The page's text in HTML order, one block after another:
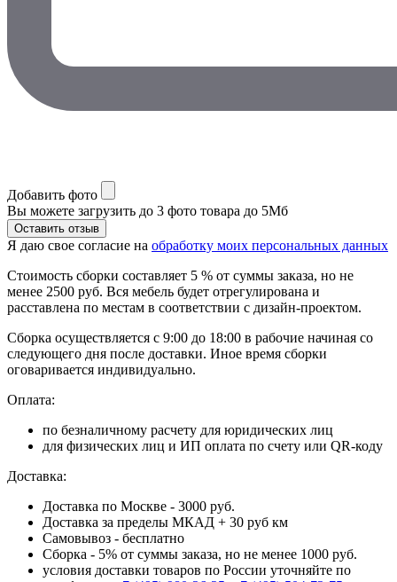
Добавить фото
Вы можете загрузить до 3 фото товара до 5Мб
Я даю свое согласие на обработку моих персональных данных
Стоимость сборки составляет 5 % от суммы заказа, но не
менее 2500 руб. Вся мебель будет отрегулирована и
расставлена по местам в соответствии с дизайн-проектом.
Сборка осуществляется с 9:00 до 18:00 в рабочие начиная со
следующего дня после доставки. Иное время сборки
оговаривается индивидуально.
Оплата:
по безналичному расчету для юридических лиц
для физических лиц и ИП оплата по счету или QR-коду
Доставка:
Доставка по Москве - 3000 руб.
Доставка за пределы МКАД + 30 руб км
Самовывоз - бесплатно
Сборка - 5% от суммы заказа, но не менее 1000 руб.
условия доставки товаров по России уточняйте по